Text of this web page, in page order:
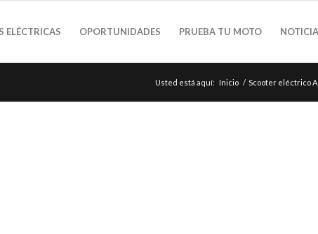
ELÉCTRICAS OPORTUNIDADES PRUEBA TU MOTO
Usted está aquí: Inicio / Scooter eléctrico